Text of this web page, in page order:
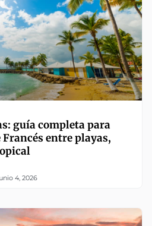
guía completa para
entre playas,
4, 2026